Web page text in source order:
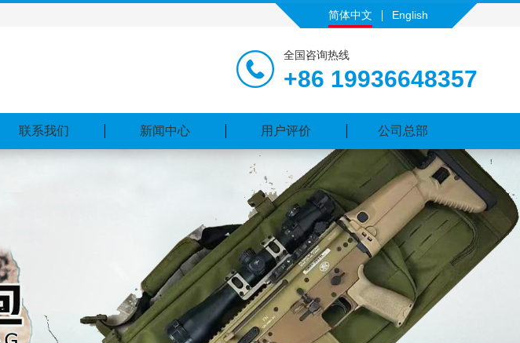
简体中文 English
全国咨询热线
+86 19936648357
联系我们 新闻中心 用户评价 公司总部